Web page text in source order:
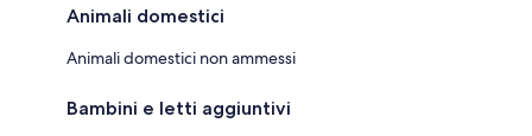
Animali domestici
Animali domestici non ammessi
Bambini e letti aggiuntivi